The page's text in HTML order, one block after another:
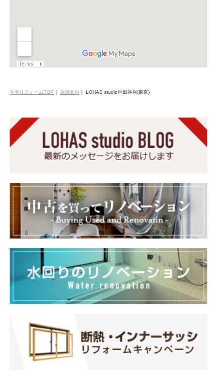
住宅リフォームTOP ｜ 店舗案内 ｜ LOHAS studio世田谷店(東京)